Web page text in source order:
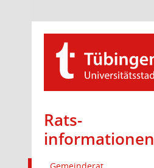
Rats­
informationen